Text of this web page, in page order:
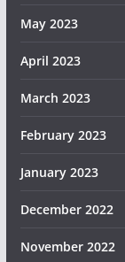
May 2023
April 2023
March 2023
February 2023
January 2023
December 2022
November 2022